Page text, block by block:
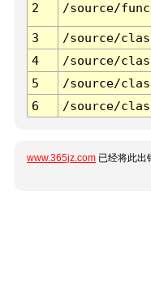
2 /source/
3 /source/
4
/source/
5
/source/
6
/source/
www.365jz.com 已经将此出